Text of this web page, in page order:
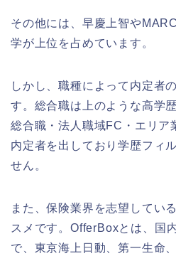
その他には、早慶上智や
学が上位を占めています。
しかし、職種によって内定者
す。総合職は上のような高学
総合職・法人職域FC・エリア
内定者を出しており学歴フィ
せん。
また、保険業界を志望している
スメです。OfferBoxとは、国
で、東京海上日動、第一生命